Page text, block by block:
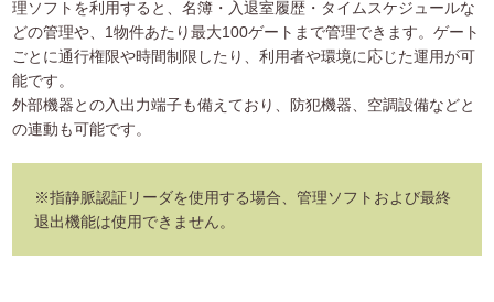
理ソフトを利用すると、名簿・入退室履歴・タイムスケジュールな
どの管理や、1物件あたり最大100ゲートまで管理できます。ゲート
ごとに通行権限や時間制限したり、利用者や環境に応じた運用が可
能です。
外部機器との入出力端子も備えており、防犯機器、空調設備などと
の連動も可能です。
※指静脈認証リーダを使用する場合、管理ソフトおよび最終
退出機能は使用できません。